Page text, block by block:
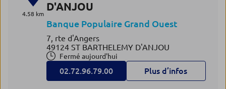
4.58 km
D'ANJOU
Banque Populaire Grand Ouest
7, rte d'Angers
49124 ST BARTHELEMY D'ANJOU
Fermé aujourd'hui
02.72.96.79.00 Plus d’infos